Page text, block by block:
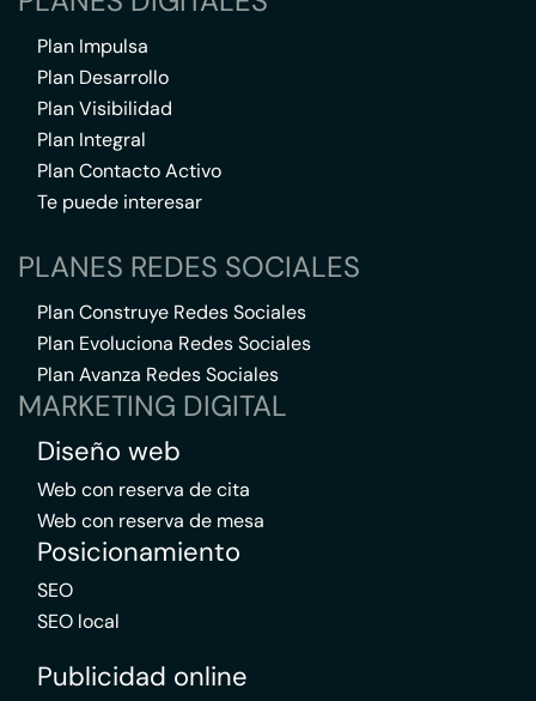
Plan Impulsa
Plan Desarrollo
Plan Visibilidad
Plan Integral
Plan Contacto Activo
Te puede interesar
PLANES REDES SOCIALES
Plan Construye Redes Sociales
Plan Evoluciona Redes Sociales
Plan Avanza Redes Sociales
MARKETING DIGITAL
Diseño web
Web con reserva de cita
Web con reserva de mesa
Posicionamiento
SEO
SEO local
Publicidad online